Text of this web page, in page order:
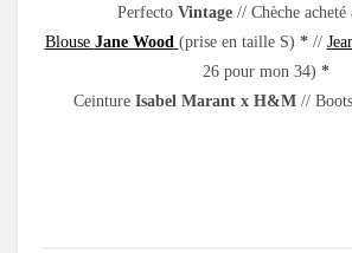
Perfecto Vintage // Chèche
Blouse Jane Wood (prise en taille S) *//
26 pour mon 34) *
Ceinture Isabel Marant x H&M// Boots